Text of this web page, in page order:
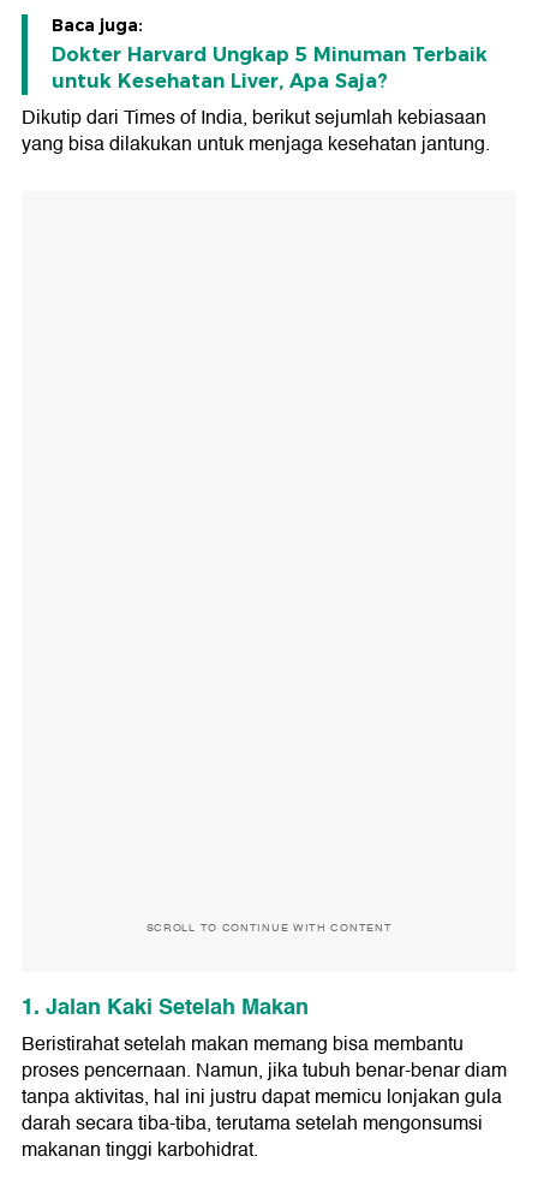
Baca juga:
Dokter Harvard Ungkap 5 Minuman Terbaik
untuk Kesehatan Liver, Apa Saja?
Dikutip dari Times of India, berikut sejumlah kebiasaan
yang bisa dilakukan untuk menjaga kesehatan jantung.
SCROLL TO CONTINUE WITH CONTENT
1. Jalan Kaki Setelah Makan
Beristirahat setelah makan memang bisa membantu
proses pencernaan. Namun, jika tubuh benar-benar diam
tanpa aktivitas, hal ini justru dapat memicu lonjakan gula
darah secara tiba-tiba, terutama setelah mengonsumsi
makanan tinggi karbohidrat.